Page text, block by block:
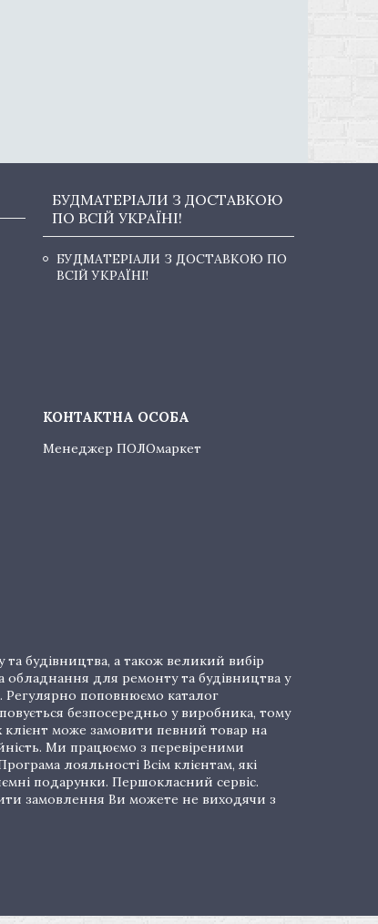
БУДМАТЕРІАЛИ З ДОСТАВКОЮ
ПО ВСІЙ УКРАЇНІ!
БУДМАТЕРІАЛИ З ДОСТАВКОЮ ПО
ВСІЙ УКРАЇНІ!
Менеджер ПОЛОмаркет
будівництва, а також великий вибір
обладнання для ремонту та будівництва у
Регулярно поповнюємо каталог
безпосередньо у виробника, тому
клієнт може замовити певний товар на
Ми працюємо з перевіреними
лояльності Всім клієнтам, які
подарунки. Першокласний сервіс.
замовлення Ви можете не виходячи з